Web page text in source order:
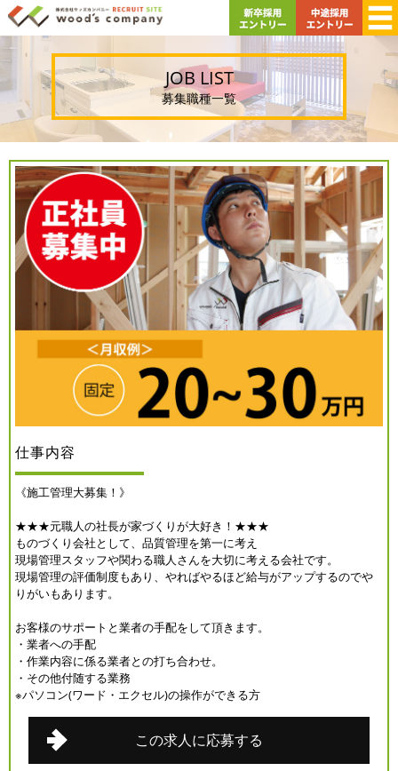
JOB LIST
募集職種一覧
仕事内容
《施工管理大募集！》
★★★元職人の社長が家づくりが大好き！★★★
ものづくり会社として、品質管理を第一に考え
現場管理スタッフや関わる職人さんを大切に考える会社です。
現場管理の評価制度もあり、やればやるほど給与がアップするのでや
りがいもあります。
お客様のサポートと業者の手配をして頂きます。
・業者への手配
・作業内容に係る業者との打ち合わせ。
・その他付随する業務
※パソコン(ワード・エクセル)の操作ができる方
この求人に応募する